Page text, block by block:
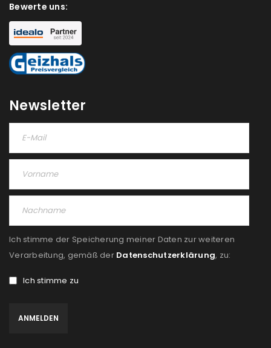
Benutzername oder E-Mail-Adresse
Passwort*
Anmeldeformular geschützt durch
Angemeldet bleiben
ANMELDEN
PASSWORT VERGESSEN?
REGISTRIEREN
E-Mail-Adresse
Bewerte uns:
Newsletter
Ich stimme der Speicherung meiner Daten zur weiteren
Verarbeitung, gemäß der Datenschutzerklärung, zu:
Ich stimme zu